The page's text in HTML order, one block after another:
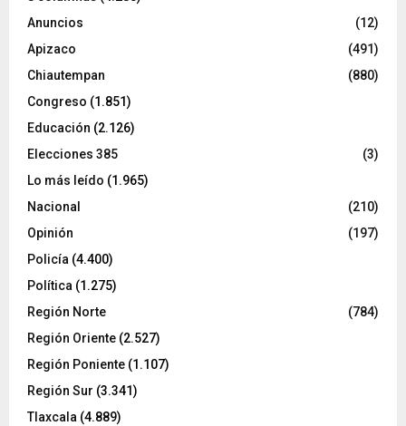
Anuncios
(12)
Apizaco
(491)
Chiautempan
(880)
Congreso (1.851)
Educación (2.126)
Elecciones 385
(3)
Lo más leído (1.965)
Nacional
(210)
Opinión
(197)
Policía (4.400)
Política (1.275)
Región Norte
(784)
Región Oriente (2.527)
Región Poniente (1.107)
Región Sur (3.341)
Tlaxcala (4.889)